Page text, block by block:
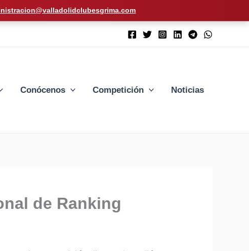
Conócenos Competición Noticias
de Ranking